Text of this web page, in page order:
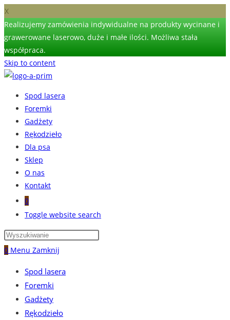
X
Realizujemy zamówienia indywidualne na produkty wycinane i
grawerowane laserowo, duże i małe ilości. Możliwa stała
współpraca.
Skip to content
Spod lasera
Foremki
Gadżety
Rękodzieło
Dla psa
Sklep
O nas
Kontakt
0
Toggle website search
0 Menu Zamknij
Spod lasera
Foremki
Gadżety
Rękodzieło